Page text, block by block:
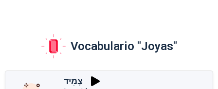
Vocabulario "Joyas"
צָמִיד